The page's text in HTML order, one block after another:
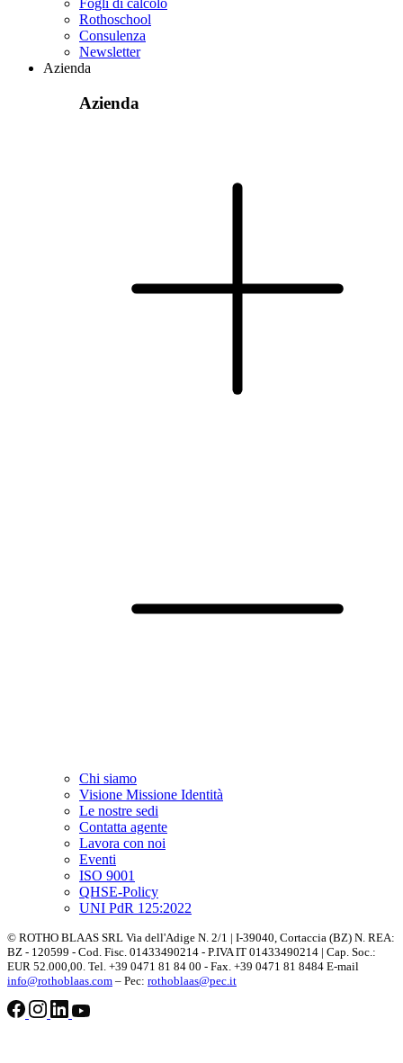
Fogli di calcolo
Rothoschool
Consulenza
Newsletter
Azienda
Azienda
Chi siamo
Visione Missione Identità
Le nostre sedi
Contatta agente
Lavora con noi
Eventi
ISO 9001
QHSE-Policy
UNI PdR 125:2022
© ROTHO BLAAS SRL Via dell'Adige N. 2/1 | I-39040, Cortaccia (BZ) N. REA:
BZ - 120599 - Cod. Fisc. 01433490214 - P.IVA IT 01433490214 | Cap. Soc.:
EUR 52.000,00. Tel. +39 0471 81 84 00 - Fax. +39 0471 81 8484 E-mail
info@rothoblaas.com – Pec: rothoblaas@pec.it